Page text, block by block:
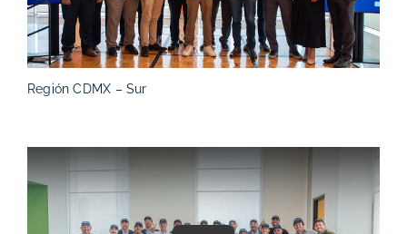
Región CDMX – Sur